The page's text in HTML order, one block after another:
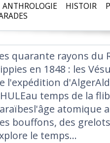
HISTOIR
quarante rayons du
en 1848 : les
l'expédition
temps de la
atomique
bouffons, des
le temps...‎